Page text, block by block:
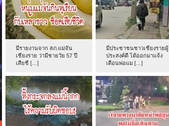
มีรายงานจาก สภ.แม่จัน
เชียงราย ว่ามีชายวัย 57 ปี
เสียชี […]
มีประชาชนชาวเชียงรายผู้
ประสงค์ดี ได้ออกมาแจ้ง
เตือนพ่อแม […]